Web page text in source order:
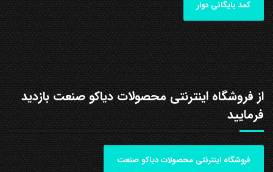
کمد بایگانی دوار
از فروشگاه اینترنتی محصولات دیاکو صنعت بازدید
فرمایید
فروشگاه اینترنتی محصولات دیاکو صنعت